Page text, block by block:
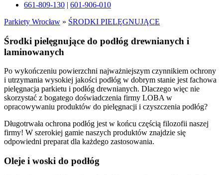
661-809-130 | 601-906-010
Parkiety Wrocław » ŚRODKI PIELĘGNUJĄCE
Środki pielęgnujące do podłóg drewnianych i
laminowanych
Po wykończeniu powierzchni najważniejszym czynnikiem ochrony
i utrzymania wysokiej jakości podłóg w dobrym stanie jest fachowa
pielęgnacja parkietu i podłóg drewnianych. Dlaczego więc nie
skorzystać z bogatego doświadczenia firmy LOBA w
opracowywaniu produktów do pielęgnacji i czyszczenia podłóg?
Długotrwała ochrona podłóg jest w końcu częścią filozofii naszej
firmy! W szerokiej gamie naszych produktów znajdzie się
odpowiedni preparat dla każdego zastosowania.
Oleje i woski do podłóg